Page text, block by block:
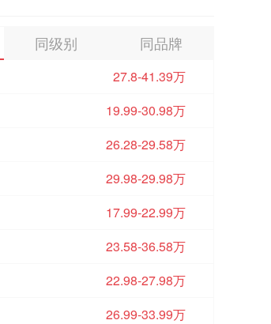
同级别 同品牌
27.8-41.39万
19.99-30.98万
26.28-29.58万
29.98-29.98万
17.99-22.99万
23.58-36.58万
22.98-27.98万
26.99-33.99万